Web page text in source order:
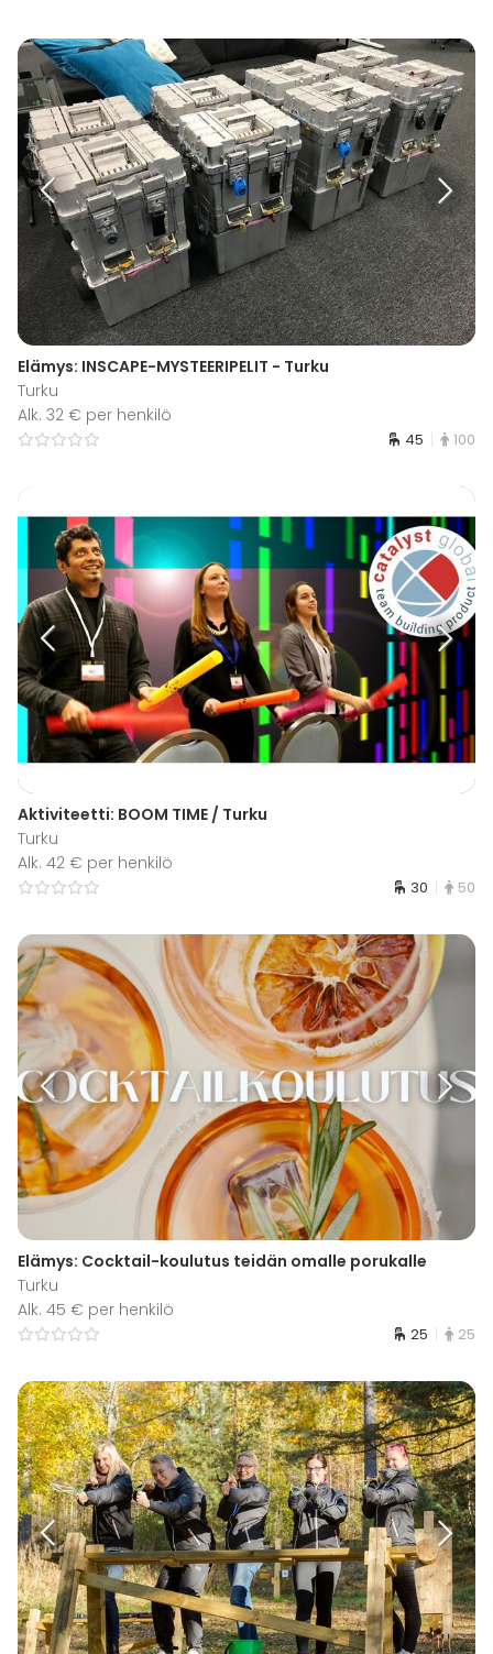
Elämys: INSCAPE-MYSTEERIPELIT - Turku
Turku
Alk. 32 € per henkilö
45 100
Aktiviteetti: BOOM TIME / Turku
Turku
Alk. 42 € per henkilö
30 50
Elämys: Cocktail-koulutus teidän omalle porukalle
Turku
Alk. 45 € per henkilö
25 25